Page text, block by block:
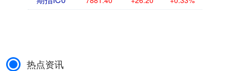
热点资讯